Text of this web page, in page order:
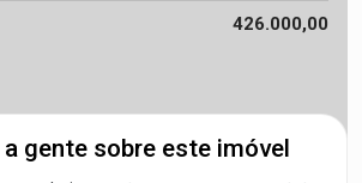
426.000,00
a gente sobre este imóvel